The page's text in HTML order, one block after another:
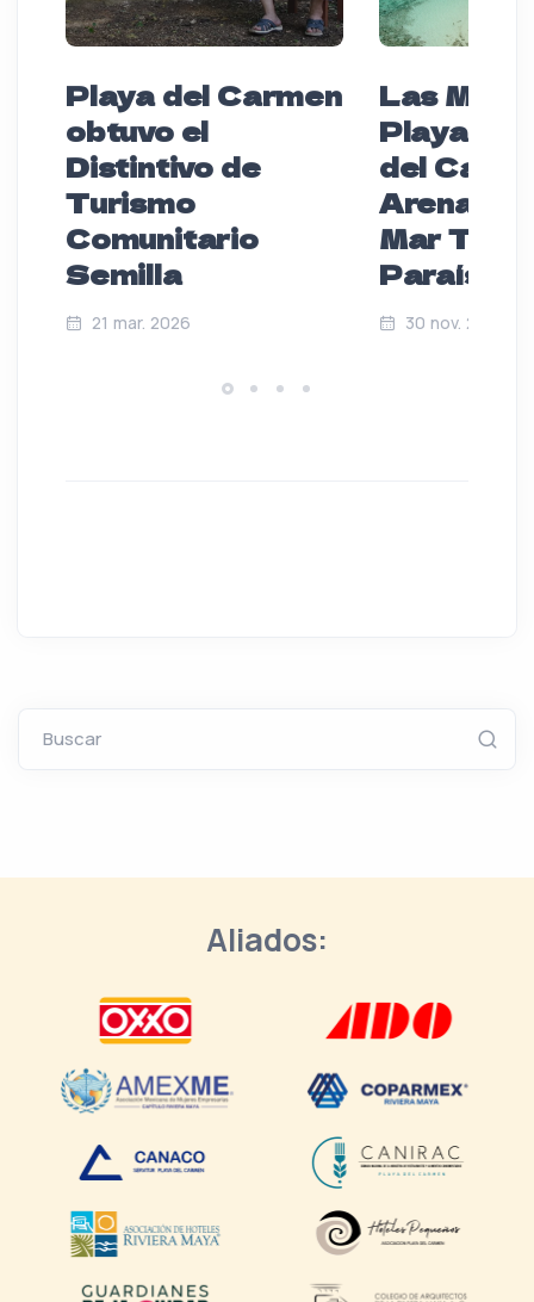
Playa del Carmen
obtuvo el
Distintivo de
Turismo
Comunitario
Semilla
21 mar. 2026
Las
Playas
del
Arena
Mar
Paraíso
30 nov. 2024
Buscar
Aliados: